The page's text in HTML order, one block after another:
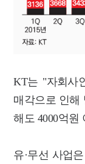
KT는 "자회사
매각으로 인해
해도 4000억원
유·무선 사업